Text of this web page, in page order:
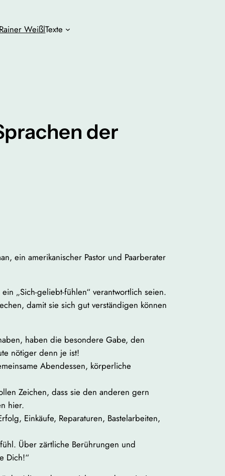
WeißlTexte
der
ein amerikanischer Pastor und Paarberater
„Sich-geliebt-fühlen“ verantwortlich seien.
damit sie sich gut verständigen können
haben die besondere Gabe, den
nötiger denn je ist!
Abendessen, körperliche
Zeichen, dass sie den anderen gern
hier.
Einkäufe, Reparaturen, Bastelarbeiten,
Über zärtliche Berührungen und
Dich!“